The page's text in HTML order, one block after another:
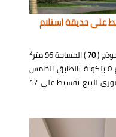
على حديقة استلام
(
70) المساحة 96 متر 2
تطل على حديقة تشمل 2 نوم 2 حمام 0 بلكونة بالطابق الخامس
نصف تشطيب بإشتراك النادي إستلام فوري للبيع تقسيط على 17